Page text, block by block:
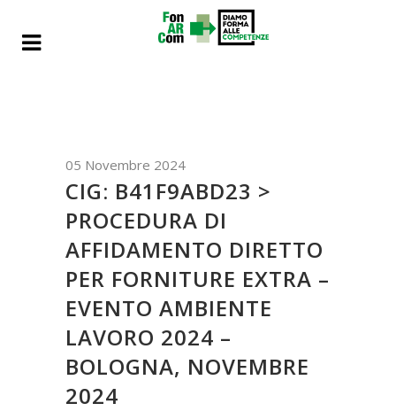
05 Novembre 2024
CIG: B41F9ABD23 >
PROCEDURA DI
AFFIDAMENTO DIRETTO
PER FORNITURE EXTRA –
EVENTO AMBIENTE
LAVORO 2024 –
BOLOGNA, NOVEMBRE
2024